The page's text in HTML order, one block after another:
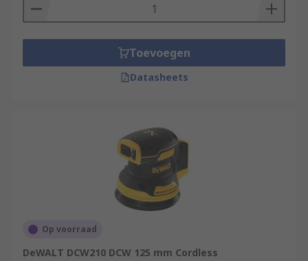
Toevoegen
Datasheets
Op voorraad
DeWALT DCW210 DCW 125 mm Cordless